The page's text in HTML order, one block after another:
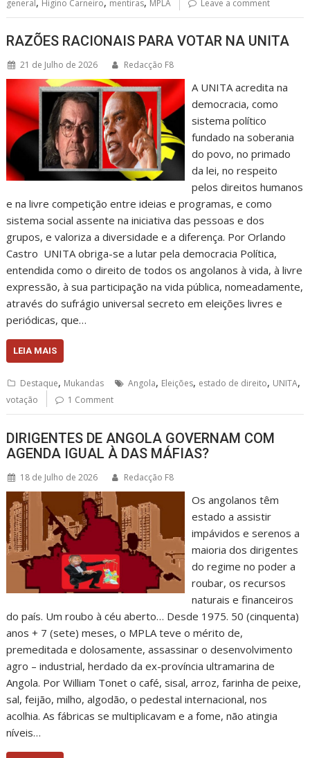
general Higino Carneiro mentiras MPLA Leave a comment
RAZÕES RACIONAIS PARA VOTAR NA UNITA
21 de Julho de 2026 Redacção F8
A UNITA acredita na
democracia, como
sistema político
fundado na soberania
do povo, no primado
da lei, no respeito
pelos direitos humanos
e na livre competição entre ideias e programas, e como
sistema social assente na iniciativa das pessoas e dos
grupos, e valoriza a diversidade e a diferença. Por Orlando
Castro UNITA obriga-se a lutar pela democracia Política,
entendida como o direito de todos os angolanos à vida, à livre
expressão, à sua participação na vida pública, nomeadamente,
através do sufrágio universal secreto em eleições livres e
periódicas, que…
LEIA MAIS
Destaque, Mukandas Angola, Eleições, estado de direito, UNITA,
votação 1 Comment
DIRIGENTES DE ANGOLA GOVERNAM COM
AGENDA IGUAL À DAS MÁFIAS?
18 de Julho de 2026 Redacção F8
Os angolanos têm
estado a assistir
impávidos e serenos a
maioria dos dirigentes
do regime no poder a
roubar, os recursos
naturais e financeiros
do país. Um roubo à céu aberto… Desde 1975. 50 (cinquenta)
anos + 7 (sete) meses, o MPLA teve o mérito de,
premeditada e dolosamente, assassinar o desenvolvimento
agro – industrial, herdado da ex-província ultramarina de
Angola. Por William Tonet o café, sisal, arroz, farinha de peixe,
sal, feijão, milho, algodão, o pedestal internacional, nos
acolhia. As fábricas se multiplicavam e a fome, não atingia
níveis…